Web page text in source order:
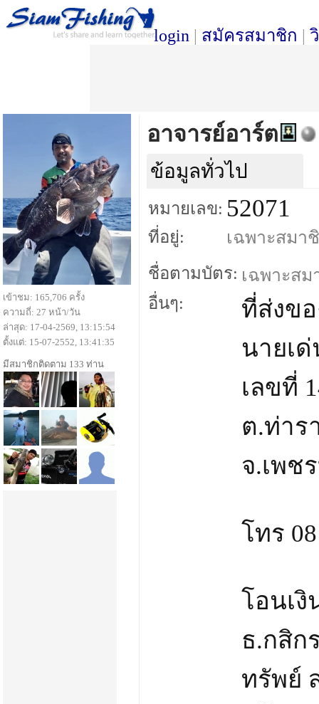
login | สมัครสมาชิก |
อาจารย์อาร์ต
ข้อมูลทั่วไป
หมายเลข: 52071
ที่อยู่: เฉพาะสมา
ชื่อตามบัตร: เฉพาะส
อื่นๆ:
ที่ส่งข
นายเ
เลขที่
ต.ท่าร
จ.เพช
โทร
โอนเงิ
ธ.กสิก
ทรัพย์
เข้าชม: 165,706 ครั้ง
ความถี่: 27 หน้า/วัน
ล่าสุด: 17-04-2569, 13:15:54
ตั้งแต่: 15-07-2552, 13:41:35
มีสมาชิกติดตาม 133 ท่าน